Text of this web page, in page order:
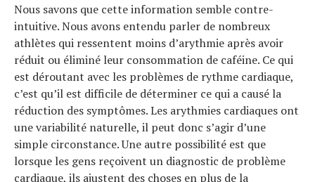
Nous savons que cette information semble contre-
intuitive. Nous avons entendu parler de nombreux
athlètes qui ressentent moins d’arythmie après avoir
réduit ou éliminé leur consommation de caféine. Ce qui
est déroutant avec les problèmes de rythme cardiaque,
c’est qu’il est difficile de déterminer ce qui a causé la
réduction des symptômes. Les arythmies cardiaques ont
une variabilité naturelle, il peut donc s’agir d’une
simple circonstance. Une autre possibilité est que
lorsque les gens reçoivent un diagnostic de problème
cardiaque, ils ajustent des choses en plus de la